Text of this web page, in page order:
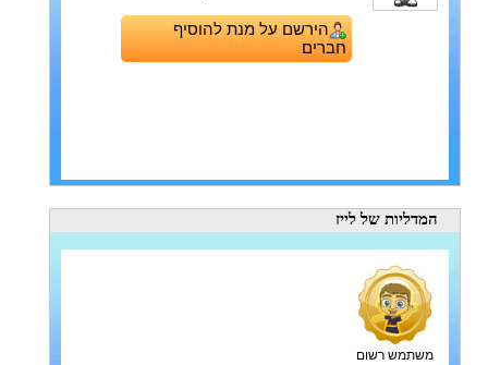
הירשם על מנת להוסיף
חברים
המדליות של לייז
משתמש רשום